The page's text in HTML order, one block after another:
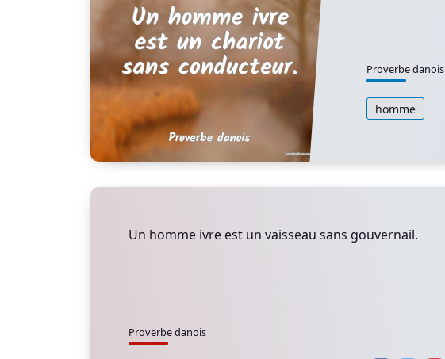
Proverbe danois
homme
Un homme ivre est un vaisseau sans gouvernail.
Proverbe danois